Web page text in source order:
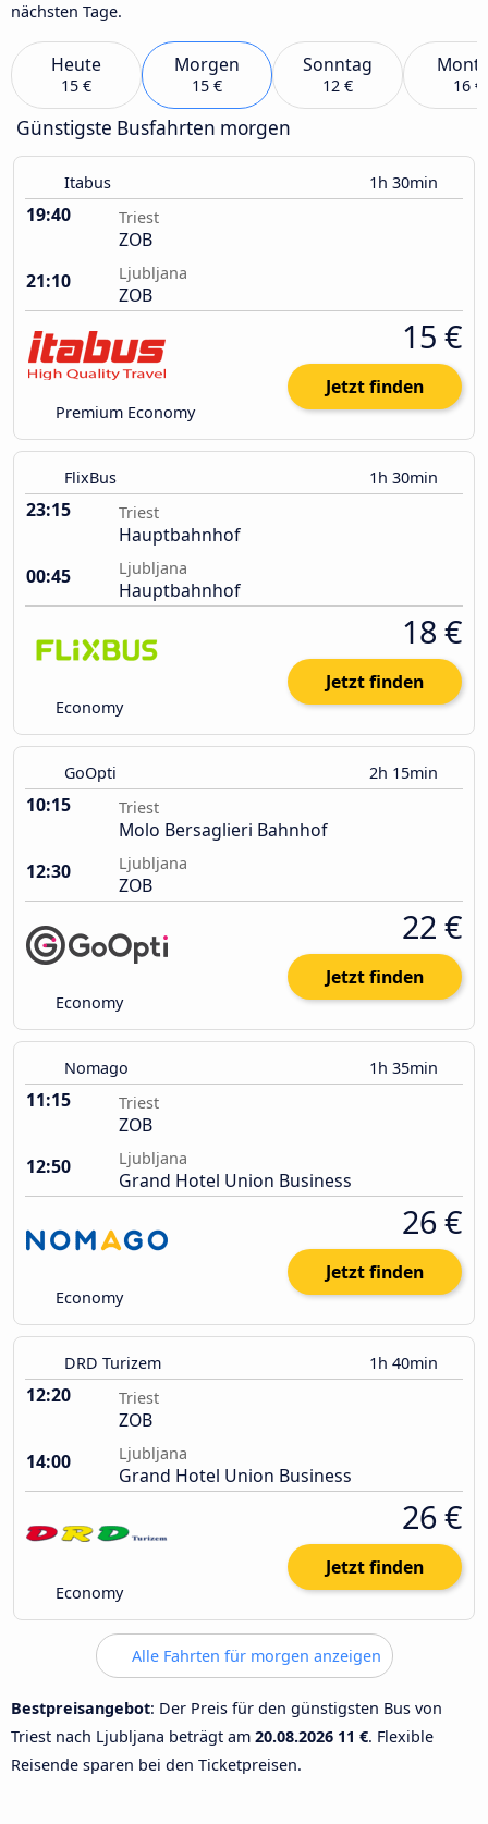
nächsten Tage.
Heute
15 €
Morgen
15 €
Sonntag
12 € 16 €
Günstigste Busfahrten morgen
Itabus 1h 30min
19:40 Triest
ZOB
21:10
Ljubljana
ZOB
Premium Economy
15 €
Jetzt finden
FlixBus 1h 30min
23:15 Triest
Hauptbahnhof
00:45
Ljubljana
Hauptbahnhof
Economy
18 €
Jetzt finden
GoOpti 2h 15min
10:15 Triest
Molo Bersaglieri Bahnhof
12:30
Ljubljana
ZOB
Economy
22 €
Jetzt finden
Nomago 1h 35min
11:15 Triest
ZOB
12:50
Ljubljana
Grand Hotel Union Business
Economy
26 €
Jetzt finden
DRD Turizem 1h 40min
12:20 Triest
ZOB
14:00
Ljubljana
Grand Hotel Union Business
Economy
26 €
Jetzt finden
Alle Fahrten für morgen anzeigen
Bestpreisangebot: Der Preis für den günstigsten Bus von
Triest nach Ljubljana beträgt am 20.08.2026 11 €. Flexible
Reisende sparen bei den Ticketpreisen.